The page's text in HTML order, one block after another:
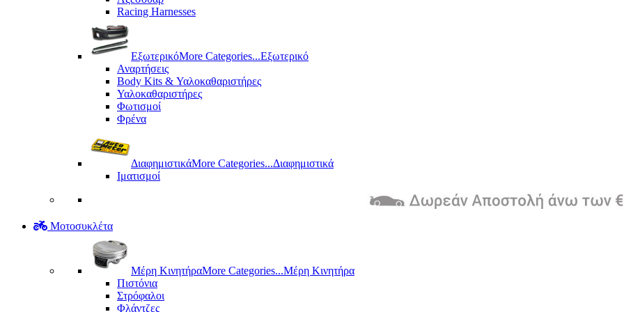
Racing Harnesses
ΕξωτερικόMore Categories...Εξωτερικό
Αναρτήσεις
Body Kits & Υαλοκαθαριστήρες
Υαλοκαθαριστήρες
Φωτισμοί
Φρένα
ΔιαφημιστικάMore Categories...Διαφημιστικά
Ιματισμοί
Μοτοσυκλέτα
Μέρη KινητήραMore Categories...Μέρη Kινητήρα
Πιστόνια
Στρόφαλοι
Φλάντζες